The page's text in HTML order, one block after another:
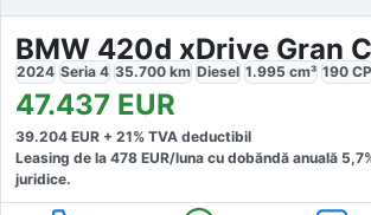
BMW 420d xDrive Gran
2024 Seria 4 35.700 km Diesel 1.995 cm³ 190 CP
47.437 EUR
39.204 EUR + 21% TVA deductibil
Leasing de la 478 EUR/luna cu dobăndă anuală 5,7
juridice.